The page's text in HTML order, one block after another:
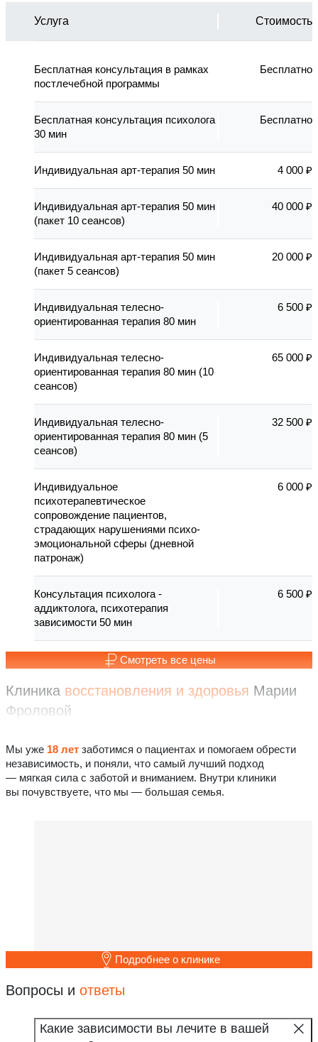
Услуга Стоимость
Бесплатная консультация в рамках
постлечебной программы
Бесплатно
Бесплатная консультация психолога
30 мин
Бесплатно
Индивидуальная арт-терапия 50 мин 4 000 ₽
Индивидуальная арт-терапия 50 мин
(пакет 10 сеансов)
40 000 ₽
Индивидуальная арт-терапия 50 мин
(пакет 5 сеансов)
20 000 ₽
Индивидуальная телесно-
ориентированная терапия 80 мин
6 500 ₽
Индивидуальная телесно-
ориентированная терапия 80 мин (10
сеансов)
65 000 ₽
Индивидуальная телесно-
ориентированная терапия 80 мин (5
сеансов)
32 500 ₽
Индивидуальное
психотерапевтическое
сопровождение пациентов,
страдающих нарушениями психо-
эмоциональной сферы (дневной
патронаж)
6 000 ₽
Консультация психолога -
аддиктолога, психотерапия
зависимости 50 мин
6 500 ₽
Смотреть все цены
Клиника восстановления и здоровья Марии
Фроловой
Мы уже 18 лет заботимся о пациентах и помогаем обрести
независимость, и поняли, что самый лучший подход
— мягкая сила с заботой и вниманием. Внутри клиники
вы почувствуете, что мы — большая семья.
Подробнее о клинике
Вопросы и ответы
Какие зависимости вы лечите в вашей